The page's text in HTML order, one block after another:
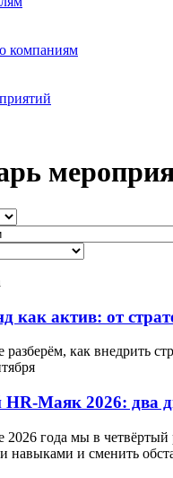
компаниям
как актив: от
разберём, как внедрить
Маяк 2026: два
2026 года мы в
навыками и сменить